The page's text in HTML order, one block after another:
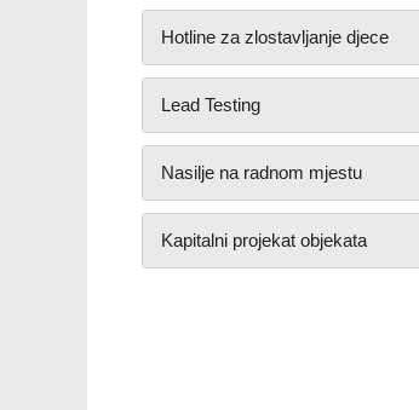
Hotline za zlostavljanje djece
Lead Testing
Nasilje na radnom mjestu
Kapitalni projekat objekata